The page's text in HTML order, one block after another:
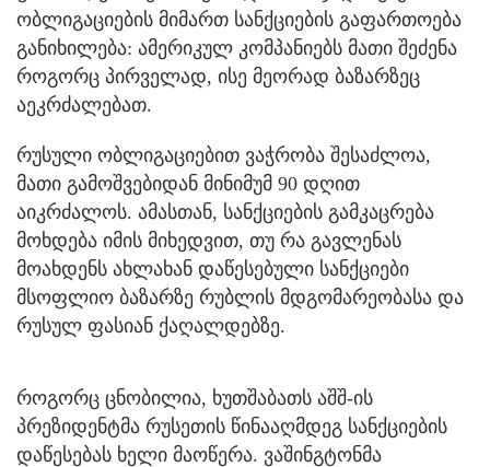
ობლიგაციების მიმართ სანქციების გაფართოება
განიხილება: ამერიკულ კომპანიებს მათი შეძენა
როგორც პირველად, ისე მეორად ბაზარზეც
აეკრძალებათ.
რუსული ობლიგაციებით ვაჭრობა შესაძლოა,
მათი გამოშვებიდან მინიმუმ 90 დღით
აიკრძალოს. ამასთან, სანქციების გამკაცრება
მოხდება იმის მიხედვით, თუ რა გავლენას
მოახდენს ახლახან დაწესებული სანქციები
მსოფლიო ბაზარზე რუბლის მდგომარეობასა და
რუსულ ფასიან ქაღალდებზე.
როგორც ცნობილია, ხუთშაბათს აშშ-ის
პრეზიდენტმა რუსეთის წინააღმდეგ სანქციების
დაწესებას ხელი მაოწერა. ვაშინგტონმა